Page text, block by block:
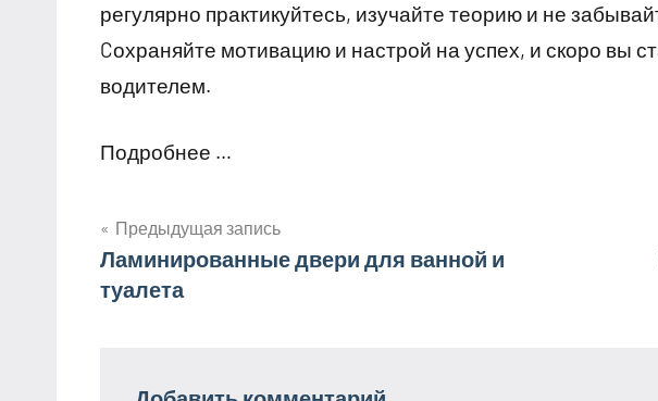
регулярно практикуйтесь, изучайте теорию и не
Cохраняйте мотивацию и настрой на успех, и скоро вы
водителем.
Подробнее …
Навигация
по
Предыдущая запись
Ламинированные двери для ванной и
туалета